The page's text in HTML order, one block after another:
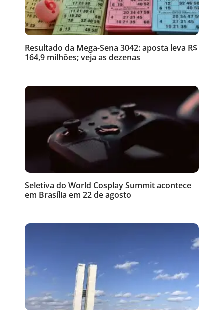
Resultado da Mega-Sena 3042: aposta leva R$
164,9 milhões; veja as dezenas
Seletiva do World Cosplay Summit acontece
em Brasília em 22 de agosto